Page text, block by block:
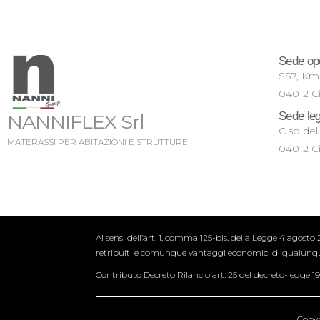
NANNIFLEX Srl
MATERASSI PER ABITAZIONI E STRUTTURE
Sede
SS7,
04012
Sede
C.so
04012
Ai sensi dell’art. 1, comma 125-bis, della Legge 4
retribuiti e comunque vantaggi economici di
Contributo Decreto Rilancio art. 25 del decreto-legge